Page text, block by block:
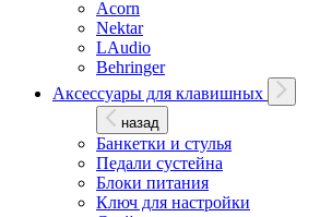
Acorn
Nektar
LAudio
Behringer
Аксессуары для клавишных
назад
Банкетки и стулья
Педали сустейна
Блоки питания
Ключ для настройки